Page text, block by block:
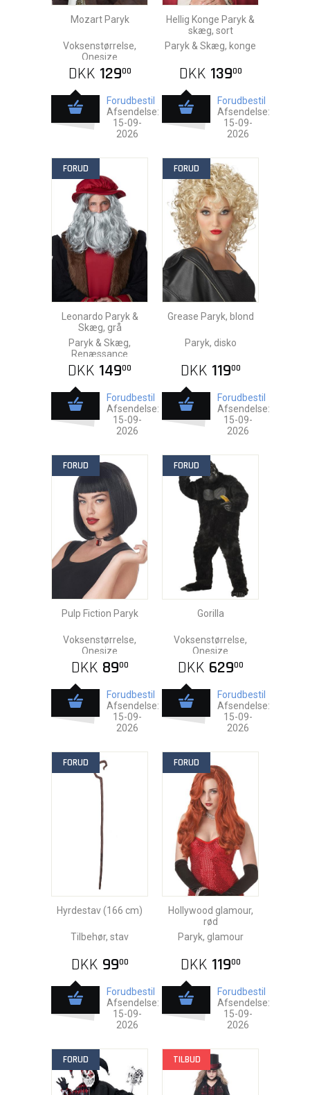
Mozart Paryk
Voksenstørrelse,
Onesize
DKK 12900
Forudbestil
Afsendelse:
15-09-
2026
Hellig Konge Paryk &
skæg, sort
Paryk & Skæg, konge
DKK 13900
Forudbestil
Afsendelse:
15-09-
2026
FORUD
Leonardo Paryk &
Skæg, grå
Paryk & Skæg,
Renæssance
DKK 14900
Forudbestil
Afsendelse:
15-09-
2026
FORUD
Grease Paryk, blond
Paryk, disko
DKK 11900
Forudbestil
Afsendelse:
15-09-
2026
FORUD
Pulp Fiction Paryk
Voksenstørrelse,
Onesize
DKK 8900
Forudbestil
Afsendelse:
15-09-
2026
FORUD
Gorilla
Voksenstørrelse,
Onesize
DKK 62900
Forudbestil
Afsendelse:
15-09-
2026
FORUD
Hyrdestav (166 cm)
Tilbehør, stav
DKK 9900
Forudbestil
Afsendelse:
15-09-
2026
FORUD
Hollywood glamour,
rød
Paryk, glamour
DKK 11900
Forudbestil
Afsendelse:
15-09-
2026
FORUD TILBUD